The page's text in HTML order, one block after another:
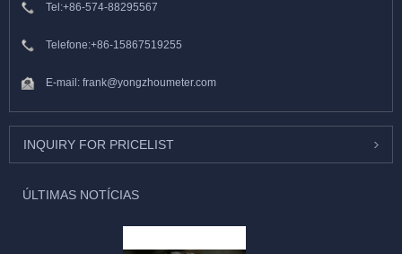
Tel:+86-574-88295567
Telefone:+86-15867519255
E-mail: frank@yongzhoumeter.com
INQUIRY FOR PRICELIST
ÚLTIMAS NOTÍCIAS